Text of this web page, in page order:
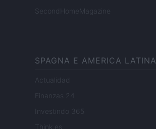
SecondHomeMagazine
SPAGNA E AMERICA LATINA
Actualidad
Finanzas 24
Investindo 365
Think.es